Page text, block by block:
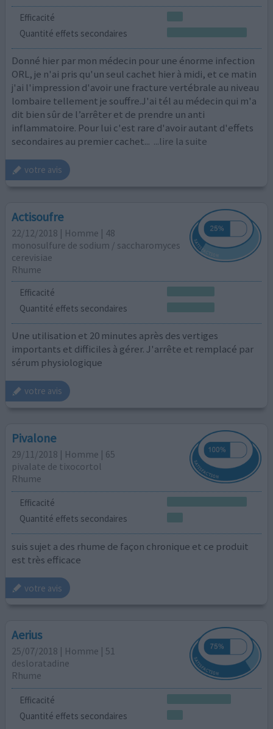
Efficacité
Quantité effets secondaires
Donné hier par mon médecin pour une énorme infection
ORL, je n'ai pris qu'un seul cachet hier à midi, et ce matin
j'ai l'impression d'avoir une fracture vertébrale au niveau
lombaire tellement je souffre.J'ai tél au médecin qui m'a
dit bien sûr de l’arrêter et de prendre un anti
inflammatoire. Pour lui c'est rare d'avoir autant d'effets
secondaires au premier cachet... ...lire la suite
votre avis
Actisoufre
22/12/2018 | Homme | 48
monosulfure de sodium / saccharomyces
cerevisiae
Rhume
Efficacité
Quantité effets secondaires
Une utilisation et 20 minutes après des vertiges
importants et difficiles à gérer. J'arrête et remplacé par
sérum physiologique
votre avis
Pivalone
29/11/2018 | Homme | 65
pivalate de tixocortol
Rhume
Efficacité
Quantité effets secondaires
suis sujet a des rhume de façon chronique et ce produit
est très efficace
votre avis
Aerius
25/07/2018 | Homme | 51
desloratadine
Rhume
Efficacité
Quantité effets secondaires